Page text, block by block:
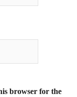
browser for the